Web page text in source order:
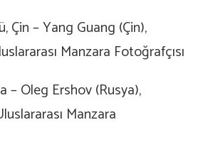
Çin – Yang Guang (Çin),
Manzara Fotoğrafçısı
– Oleg Ershov (Rusya),
Manzara